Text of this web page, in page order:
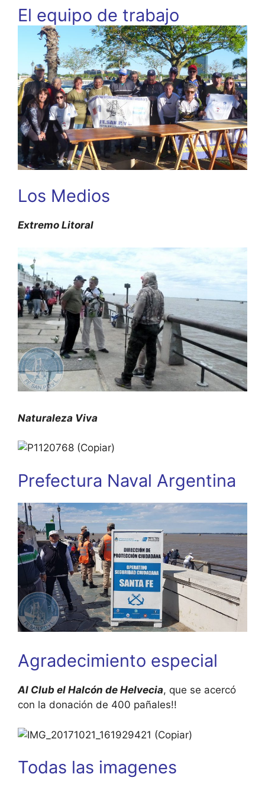
El equipo de trabajo
Los Medios
Extremo Litoral
Naturaleza Viva
Prefectura Naval Argentina
Agradecimiento especial
Al Club el Halcón de Helvecia, que se acercó
con la donación de 400 pañales!!
Todas las imagenes